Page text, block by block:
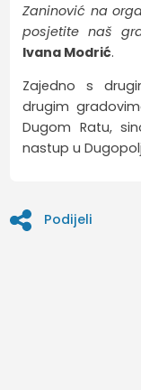
Zaninović na
posjetite naš
Ivana Modrić.
Zajedno s
drugim
Dugom Ratu,
nastup u
Podijeli